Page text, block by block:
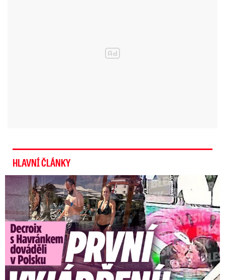
Olympijský park roste před očima: Otevře se už za 8
HLAVNÍ ČLÁNKY
Exministryně s Havránkem dováděli v Polsku: První slova!